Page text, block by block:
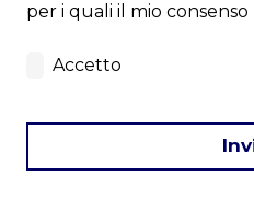
per i quali il mio consenso
Accetto